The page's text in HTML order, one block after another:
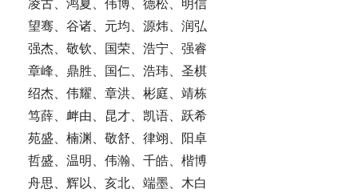
望骞、谷诸、元均、源炜、润弘
强杰、敬钦、国荣、浩宁、强睿
章峰、鼎胜、国仁、浩玮、圣棋
绍杰、伟耀、章洪、彬庭、靖栋
笃薛、衅由、昆才、凯语、跃希
苑盛、楠渊、敬舒、律翊、阳卓
哲盛、温明、伟瀚、千皓、楷博
舟思、辉以、亥北、端墨、木白